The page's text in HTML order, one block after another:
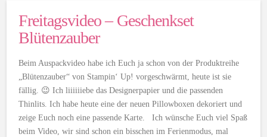
Freitagsvideo – Geschenkset
Blütenzauber
Beim Auspackvideo habe ich Euch ja schon von der Produktreihe
„Blütenzauber“ von Stampin‘ Up! vorgeschwärmt, heute ist sie
fällig. 😉 Ich liiiiiiebe das Designerpapier und die passenden
Thinlits. Ich habe heute eine der neuen Pillowboxen dekoriert und
zeige Euch noch eine passende Karte. Ich wünsche Euch viel Spaß
beim Video, wir sind schon ein bisschen im Ferienmodus, mal